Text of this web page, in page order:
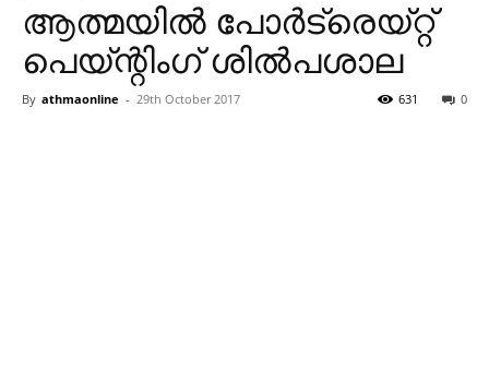
ആത്മയിൽ പോർട്രെയ്റ്റ്
പെയ്ന്റിംഗ് ശിൽപശാല
By athmaonline - 29th October 2017 0
631